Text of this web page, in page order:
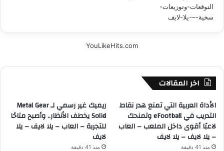
YouLikeHits.com
اخر المقالات
الأداة العربية التي تمنع هدر نقاط
التدريب في eFootball وتمنحك
لاعبًا أقوى داخل الملعب – العاب
– يلا لايف – يلا لايف
منذ 41 دقيقة
ريميك غير رسمي لـ Metal Gear
Solid يخطف الأنظار.. وأصبح متاحًا
للتجربة – العاب – يلا لايف – يلا
لايف
منذ 41 دقيقة